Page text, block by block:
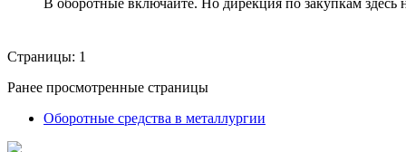
Страницы: 1
Ранее просмотренные страницы
Оборотные средства в металлургии